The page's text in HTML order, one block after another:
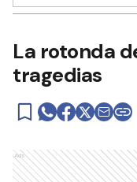
La rotonda
tragedias
Ads